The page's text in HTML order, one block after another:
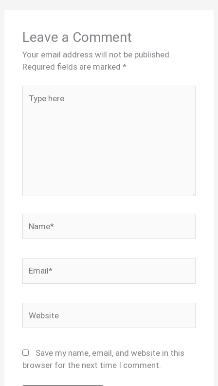
Leave a Comment
Your email address will not be published.
Required fields are marked *
here..
Save my name, email, and website in this
browser for the next time I comment.